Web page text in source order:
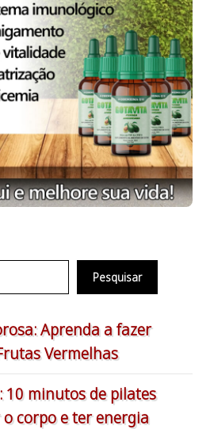
Pesquisar
Aprenda a fazer
Vermelhas
10 minutos de pilates
corpo e ter energia